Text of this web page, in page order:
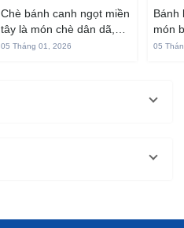
Tây ngon chuẩn vị
Chè bánh canh ngọt miền
tây là món chè dân dã,
gắn liền với đời sống sinh
05 Tháng 01, 2026
hấp
Bánh
món
05